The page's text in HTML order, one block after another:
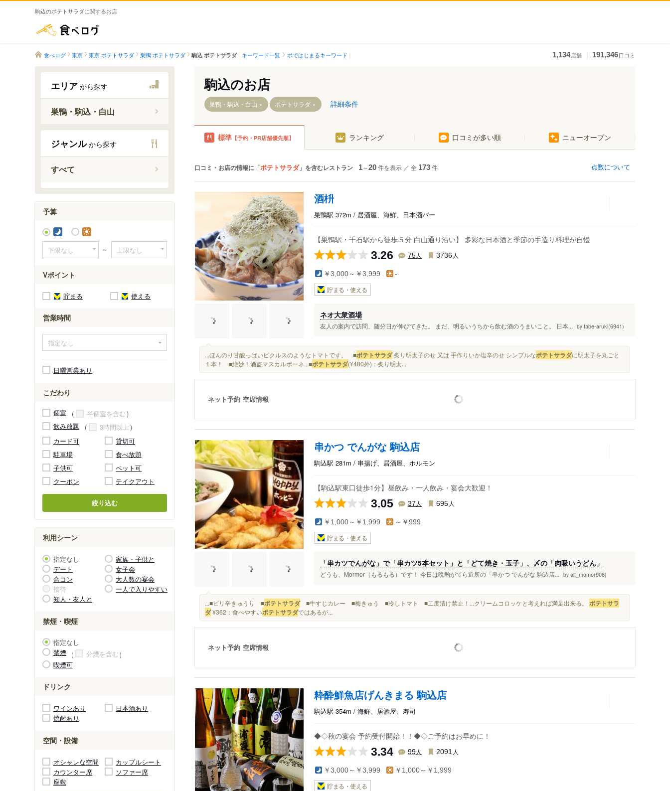
駒込のポテトサラダに関するお店
食べログ 東京 東京 ポテトサラダ 巣鴨 ポテトサラダ 駒込 ポテトサラダ キーワード一覧 ポではじまるキーワード 1,134店舗 191,346口コミ
エリア から探す
巣鴨・駒込・白山
白山駅
ジャンルから探す
すべて
予算
～
Vポイント
貯まる 使える
営業時間
日曜営業あり
こだわり
個室
半個室を含む
飲み放題
3時間以上
カード可
貸切可
駐車場
食べ放題
子供可
ペット可
クーポン
テイクアウト
絞り込む
利用シーン
指定なし
家族・子供と
デート
女子会
合コン
大人数の宴会
接待
一人で入りやすい
知人・友人と
禁煙・喫煙
指定なし
禁煙
分煙を含む
喫煙可
ドリンク
ワインあり
日本酒あり
焼酎あり
空間・設備
オシャレな空間
カップルシート
カウンター席
ソファー席
座敷
駒込のお店
巣鴨・駒込・白山 ポテトサラダ 詳細条件
標準 【予約・PR店舗優先順】 ランキング 口コミが多い順 ニューオープン
口コミ・お店の情報に「ポテトサラダ」を含むレストラン 1～20件を表示 ／ 全 173件 点数について
酒枡
巣鴨駅 372m / 居酒屋、海鮮、日本酒バー
【巣鴨駅・千石駅から徒歩５分 白山通り沿い】 多彩な日本酒と季節の手造り料理が自慢
3.26 75人 3736 人
￥3,000～￥3,999 -
貯まる・使える
ネオ大衆酒場
友人の案内で訪問、随分日が伸びてきた。 まだ、明るいうちから飲む酒のうまいこと。 日本... by tabe-aruki(6941)
...ほんのり甘酸っぱいピクルスのようなトマトです。 ■ポテトサラダ炙り明太子のせ 又は 手作りいか塩辛のせ シンプルなポテトサラダに明太子を丸ごと
１本！ ■絶妙！酒盗マスカルポーネ...■ポテトサラダ(¥480外)：炙り明太...
ネット予約 空席情報
串かつ でんがな 駒込店
駒込駅 281m / 串揚げ、居酒屋、ホルモン
【駒込駅東口徒歩1分】昼飲み・一人飲み・宴会大歓迎！
3.05 37 人 695 人
￥1,000～￥1,999 ～￥999
貯まる・使える
「串カツでんがな」で「串カツ5本セット」と「どて焼き・玉子」、〆の「肉吸いうどん」
どうも、Mormor（もるもる）です！ 今日は晩酌がてら近所の「串かつ でんがな 駒込店... by alt_momo(908)
...■ピリ辛きゅうり ■ポテトサラダ■牛すじカレー ■梅きゅう ■冷しトマト ■二度漬け禁止！...クリームコロッケと考えれば満足出来る。 ポテトサラ
ダ¥362：食べやすいポテトサラダではあるが...
ネット予約 空席情報
粋酔鮮魚店げんきまる 駒込店
駒込駅 354m / 海鮮、居酒屋、寿司
◆◇秋の宴会 予約受付開始！！◆◇ご予約はお早めに！
3.34 99人 2091 人
￥3,000～￥3,999 ￥1,000～￥1,999
貯まる・使える